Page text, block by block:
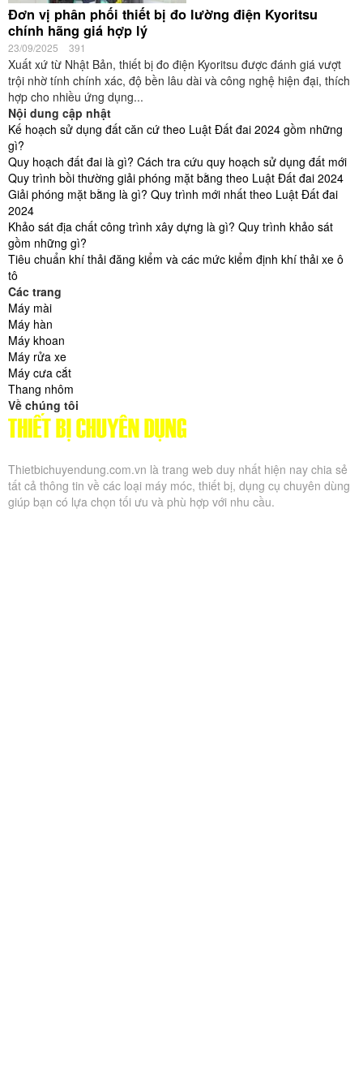
Đơn vị phân phối thiết bị đo lường điện Kyoritsu
chính hãng giá hợp lý
23/09/2025 391
Xuất xứ từ Nhật Bản, thiết bị đo điện Kyoritsu được đánh giá vượt
trội nhờ tính chính xác, độ bền lâu dài và công nghệ hiện đại, thích
hợp cho nhiều ứng dụng...
Nội dung cập nhật
Kế hoạch sử dụng đất căn cứ theo Luật Đất đai 2024 gồm những
gì?
Quy hoạch đất đai là gì? Cách tra cứu quy hoạch sử dụng đất mới
Quy trình bồi thường giải phóng mặt bằng theo Luật Đất đai 2024
Giải phóng mặt bằng là gì? Quy trình mới nhất theo Luật Đất đai
2024
Khảo sát địa chất công trình xây dựng là gì? Quy trình khảo sát
gồm những gì?
Tiêu chuẩn khí thải đăng kiểm và các mức kiểm định khí thải xe ô
tô
Các trang
Máy mài
Máy hàn
Máy khoan
Máy rửa xe
Máy cưa cắt
Thang nhôm
Về chúng tôi
Thietbichuyendung.com.vn là trang web duy nhất hiện nay chia sẻ
tất cả thông tin về các loại máy móc, thiết bị, dụng cụ chuyên dùng
giúp bạn có lựa chọn tối ưu và phù hợp với nhu cầu.